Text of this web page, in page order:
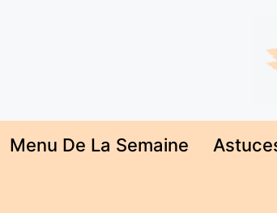
Menu De La Semaine